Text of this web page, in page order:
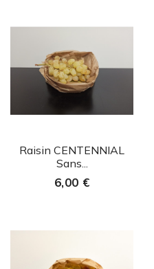
Aperçu rapide
Raisin CENTENNIAL
Sans...
6,00 €